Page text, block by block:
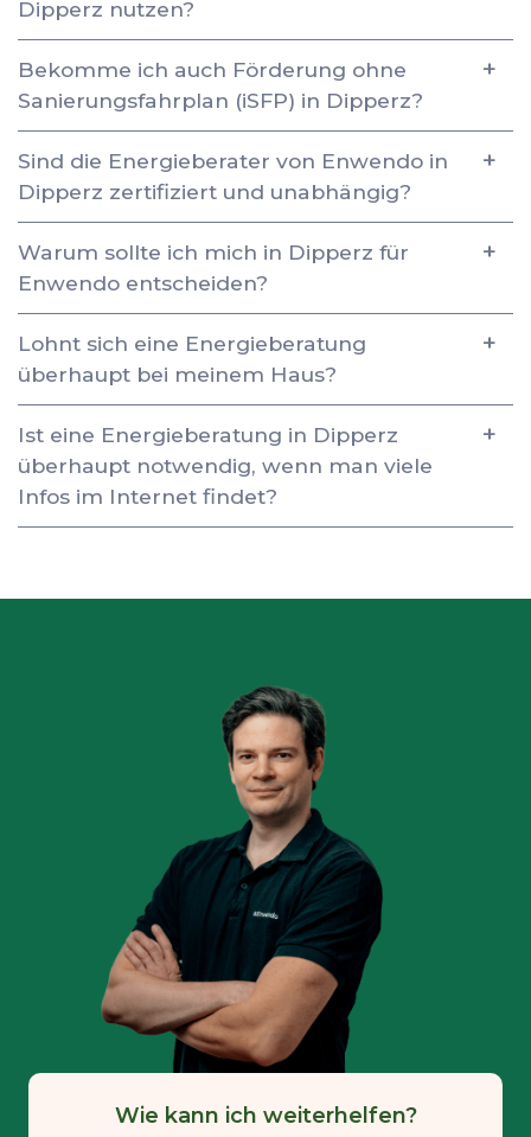
Dipperz nutzen?
Bekomme ich auch Förderung ohne
Sanierungsfahrplan (iSFP) in Dipperz?
Sind die Energieberater von Enwendo in
Dipperz zertifiziert und unabhängig?
Warum sollte ich mich in Dipperz für
Enwendo entscheiden?
Lohnt sich eine Energieberatung
überhaupt bei meinem Haus?
Ist eine Energieberatung in Dipperz
überhaupt notwendig, wenn man viele
Infos im Internet findet?
Wie kann ich weiterhelfen?